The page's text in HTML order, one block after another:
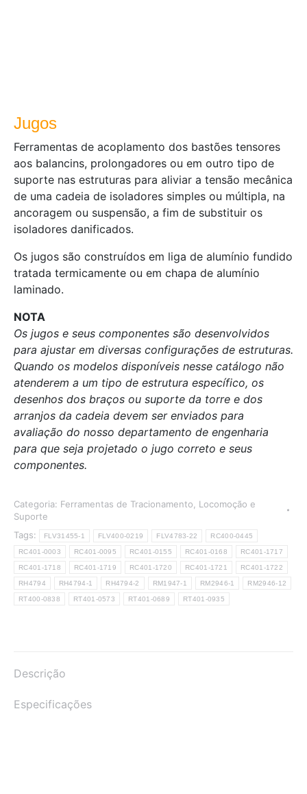
Jugos
Ferramentas de acoplamento dos bastões tensores
aos balancins, prolongadores ou em outro tipo de
suporte nas estruturas para aliviar a tensão mecânica
de uma cadeia de isoladores simples ou múltipla, na
ancoragem ou suspensão, a fim de substituir os
isoladores danificados.
Os jugos são construídos em liga de alumínio fundido
tratada termicamente ou em chapa de alumínio
laminado.
NOTA
Os jugos e seus componentes são desenvolvidos
para ajustar em diversas configurações de estruturas.
Quando os modelos disponíveis nesse catálogo não
atenderem a um tipo de estrutura específico, os
desenhos dos braços ou suporte da torre e dos
arranjos da cadeia devem ser enviados para
avaliação do nosso departamento de engenharia
para que seja projetado o jugo correto e seus
componentes.
Categoria: Ferramentas de Tracionamento, Locomoção e
Suporte
Tags:
FLV31455-1 FLV400-0219 FLV4783-22 RC400-0445
RC401-0003 RC401-0095 RC401-0155 RC401-0168 RC401-1717
RC401-1718 RC401-1719 RC401-1720 RC401-1721 RC401-1722
RH4794 RH4794-1 RH4794-2 RM1947-1 RM2946-1 RM2946-12
RT400-0838 RT401-0573 RT401-0689 RT401-0935
Descrição
Especificações